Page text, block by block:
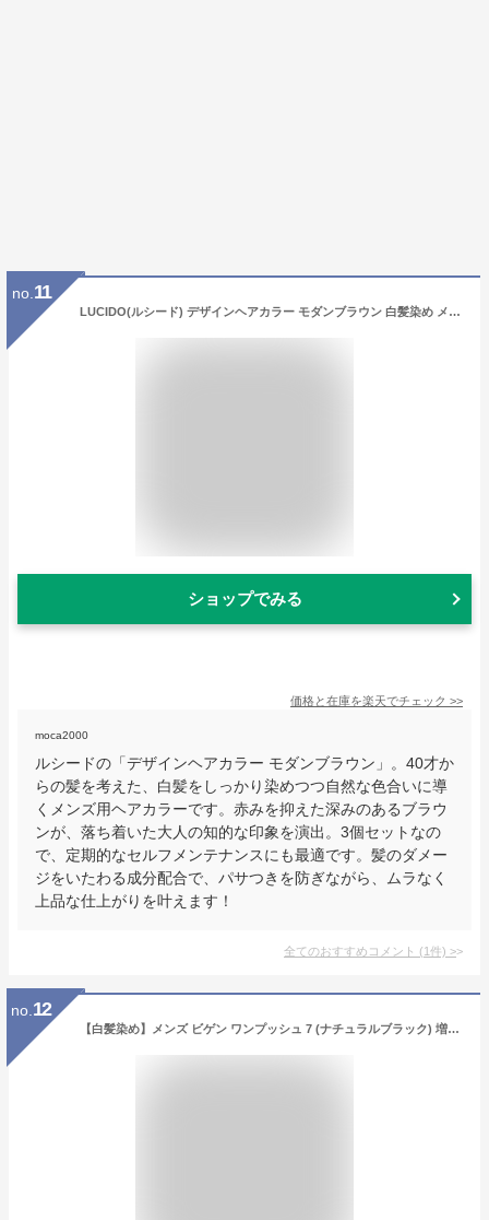
no. 11
LUCIDO(ルシード) デザインヘアカラー モダンブラウン 白髪染め メンズ(3セット)【ルシード(LUCIDO)】
ショップでみる
価格と在庫を楽天でチェック >>
moca2000
ルシードの「デザインヘアカラー モダンブラウン」。40才か
らの髪を考えた、白髪をしっかり染めつつ自然な色合いに導
くメンズ用ヘアカラーです。赤みを抑えた深みのあるブラウ
ンが、落ち着いた大人の知的な印象を演出。3個セットなの
で、定期的なセルフメンテナンスにも最適です。髪のダメー
ジをいたわる成分配合で、パサつきを防ぎながら、ムラなく
上品な仕上がりを叶えます！
全てのおすすめコメント (1件) >
no. 12
【白髪染め】メンズ ビゲン ワンプッシュ 7 (ナチュラルブラック) 増量版 〈1剤40ｇ+2剤40g〉 ×2本セット 【医薬部外品】 ホーユー hoyu メンズビゲン men's bigen